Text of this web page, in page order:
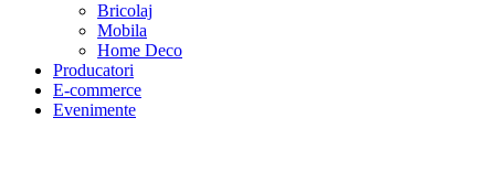
Bricolaj
Mobila
Home Deco
Producatori
E-commerce
Evenimente